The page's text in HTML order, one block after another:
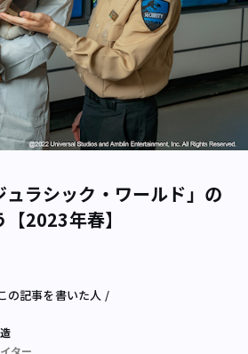
ュラシック・ワールド」の
2023年春】
の記事を書いた人 /
ター